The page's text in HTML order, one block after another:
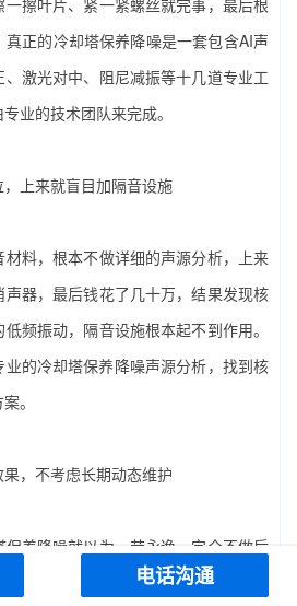
擦叶片、紧一紧螺丝就完事，最后根
正的‌冷却塔保养降噪‌是一套包含AI声
激光对中、阻尼减振等十几道专业工
业的技术团队来完成。
上来就盲目加隔音设施
料，根本不做详细的声源分析，上来
器，最后钱花了几十万，结果发现核
频振动，隔音设施根本起不到作用。
的‌冷却塔保养降噪‌声源分析，找到核
。
，不考虑长期动态维护
养降噪‌就以为一劳永逸，完全不做后
3年后，随着设备的自然老化，噪声再
电话沟通